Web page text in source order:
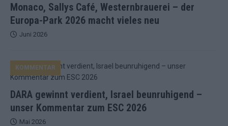
Monaco, Sallys Café, Westernbrauerei – der
Europa-Park 2026 macht vieles neu
Juni 2026
DARA gewinnt verdient, Israel beunruhigend –
unser Kommentar zum ESC 2026
KOMMENTAR
Mai 2026